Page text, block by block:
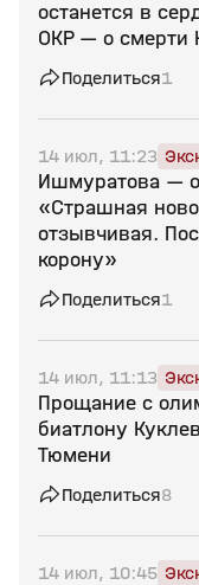
останется в
ОКР — о смерти
Поделиться1
14 июл, 11:23
Ишмуратова —
«Страшная
отзывчивая.
корону»
Поделиться1
14 июл, 11:13
Прощание с
биатлону
Тюмени
Поделиться8
14 июл, 10:45